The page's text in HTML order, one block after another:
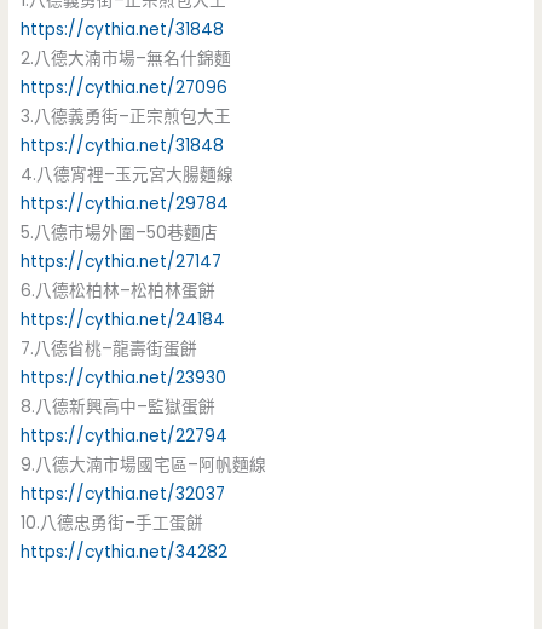
https://cythia.net/31848
2.八德大湳市場–無名什錦麵
https://cythia.net/27096
3.八德義勇街–正宗煎包大王
https://cythia.net/31848
4.八德宵裡–玉元宮大腸麵線
https://cythia.net/29784
5.八德市場外圍–50巷麵店
https://cythia.net/27147
6.八德松柏林–松柏林蛋餅
https://cythia.net/24184
7.八德省桃–龍壽街蛋餅
https://cythia.net/23930
8.八德新興高中–監獄蛋餅
https://cythia.net/22794
9.八德大湳市場國宅區–阿帆麵線
https://cythia.net/32037
10.八德忠勇街–手工蛋餅
https://cythia.net/34282